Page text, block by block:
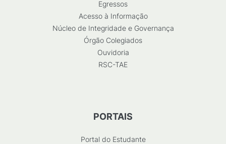
Egressos
Acesso à Informação
Núcleo de Integridade e Governança
Órgão Colegiados
Ouvidoria
RSC-TAE
PORTAIS
Portal do Estudante